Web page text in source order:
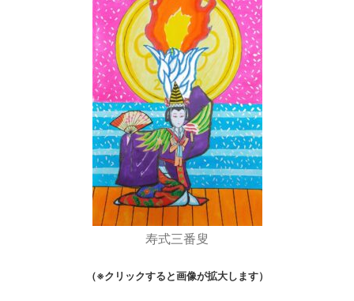
寿式三番叟
（※クリックすると画像が拡大します）